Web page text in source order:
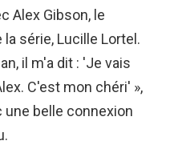
Alex Gibson, le
série, Lucille Lortel.
il m'a dit : 'Je vais
C'est mon chéri' »,
une belle connexion